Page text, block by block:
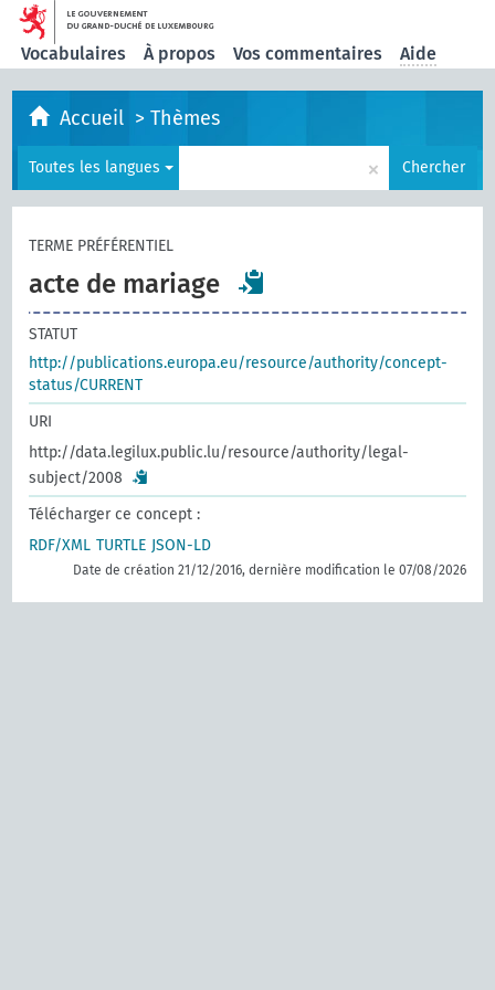
Vocabulaires À propos Vos commentaires Aide
Accueil >Thèmes
Toutes les langues × Chercher
TERME PRÉFÉRENTIEL
acte de mariage
STATUT
http://publications.europa.eu/resource/authority/concept-
status/CURRENT
URI
http://data.legilux.public.lu/resource/authority/legal-
subject/2008
Télécharger ce concept :
RDF/XML TURTLE JSON-LD
Date de création 21/12/2016, dernière modification le 07/08/2026